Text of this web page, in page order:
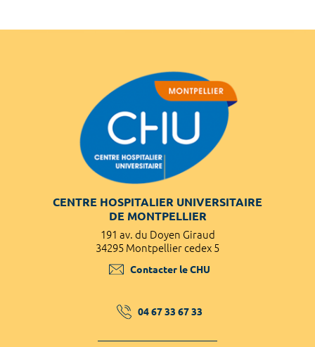
CENTRE HOSPITALIER UNIVERSITAIRE
DE MONTPELLIER
191 av. du Doyen Giraud
34295 Montpellier cedex 5
Contacter le CHU
04 67 33 67 33